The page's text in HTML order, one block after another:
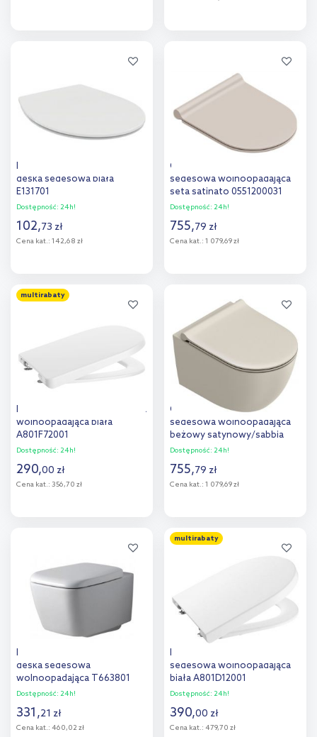
porównania porównania
Ideal Standard Sandringham
deska sedesowa biała
E131701
Dostępność: 24h!
102,73 zł
Cena kat.: 142,68 zł
Dodaj do
Catalano Sfera deska
sedesowa wolnoopadająca
seta satinato 0551200031
Dostępność: 24h!
755,79 zł
Cena kat.: 1 079,69 zł
Dodaj do
porównania
multirabaty
Roca Optica deska sedesowa
wolnoopadająca biała
A801F72001
Dostępność: 24h!
290,00 zł
Cena kat.: 356,70 zł
porównania
Catalano Sfera deska
sedesowa wolnoopadająca
beżowy satynowy/sabbia
satino 0551200029
Dostępność: 24h!
755,79 zł
Cena kat.: 1 079,69 zł
Dodaj do
Ideal Standard Ventuno
deska sedesowa
wolnoopadająca T663801
Dostępność: 24h!
331,21 zł
Cena kat.: 460,02 zł
multirabaty
Roca Gap Round deska
sedesowa wolnoopadająca
biała A801D12001
Dostępność: 24h!
390,00 zł
Cena kat.: 479,70 zł